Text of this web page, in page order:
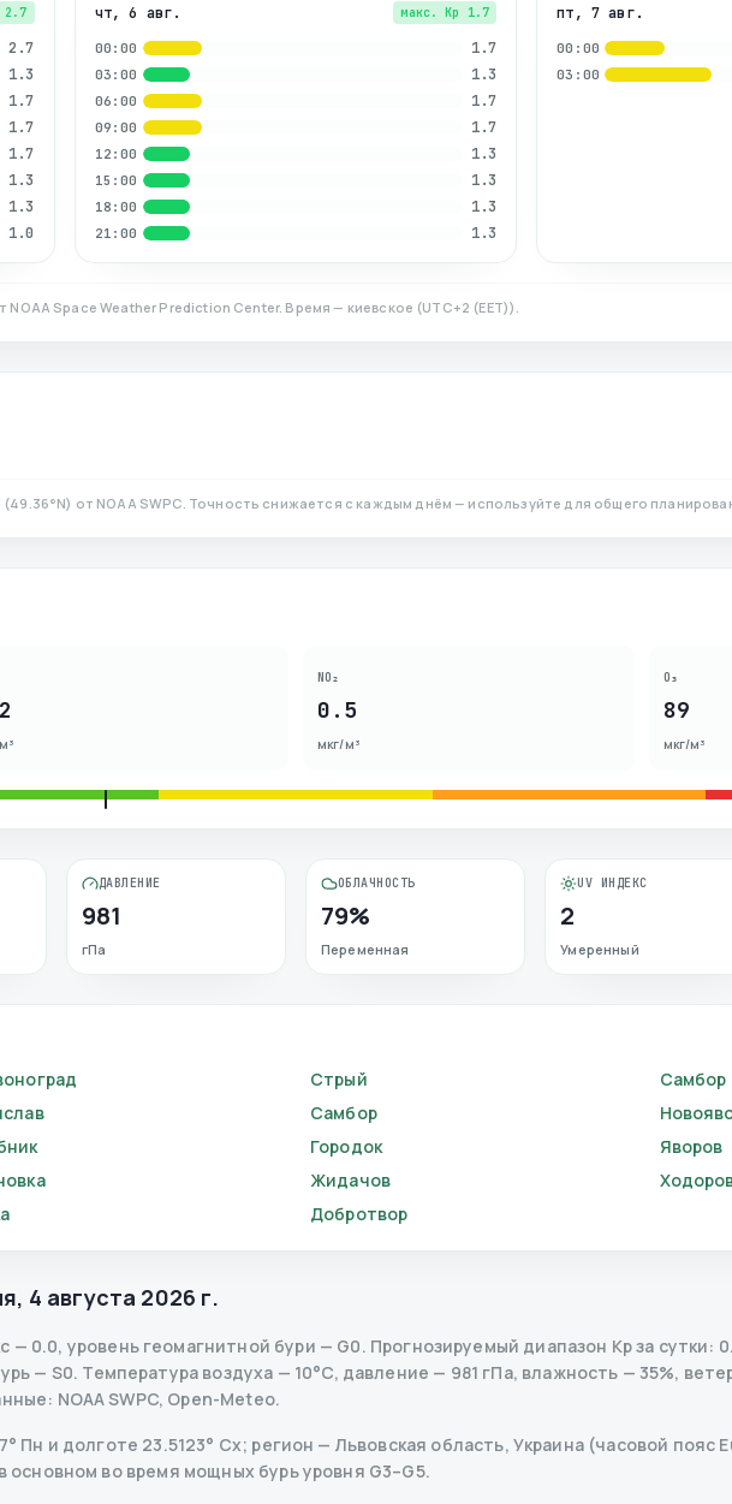
2.7
2.7
1.3
1.7
1.7
1.7
1.3
1.3
1.0
чт, 6 авг. макс. Kp 1.7
00:00 1.7
03:00 1.3
06:00 1.7
09:00 1.7
12:00 1.3
15:00 1.3
18:00 1.3
21:00 1.3
пт, 7 авг.
00:00
03:00
NOAA Space Weather Prediction Center. Время — киевское (UTC+2 (EET)).
(49.36°N) от NOAA SWPC. Точность снижается с каждым днём — используйте для общего
NO₂
0.5
мкг/м³
O₃
89
мкг/м³
ДАВЛЕНИЕ
981
гПа
ОБЛАЧНОСТЬ
79%
Переменная
UV ИНДЕКС
2
Умеренный
Стрый
Самбор
Самбор
Городок
Яворов
Жидачов
Добротвор
, 4 августа 2026 г.
— 0.0, уровень геомагнитной бури — G0. Прогнозируемый диапазон Kp за сутки:
— S0. Температура воздуха — 10°C, давление — 981 гПа, влажность — 35%,
: NOAA SWPC, Open-Meteo.
Пн и долготе 23.5123° Сх; регион — Львовская область, Украина (часовой пояс
во время мощных бурь уровня G3–G5.